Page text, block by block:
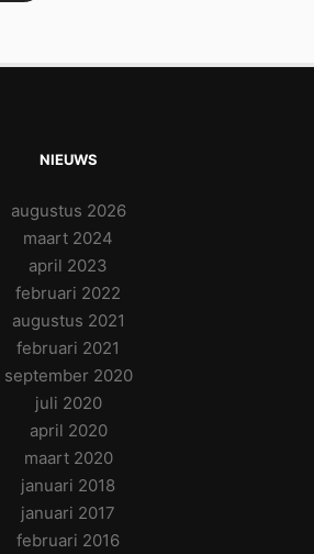
NIEUWS
augustus 2026
maart 2024
april 2023
februari 2022
augustus 2021
februari 2021
september 2020
juli 2020
april 2020
maart 2020
januari 2018
januari 2017
februari 2016